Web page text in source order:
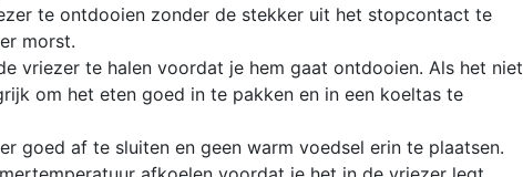
te ontdooien zonder de stekker uit het stopcontact te
morst.
vriezer te halen voordat je hem gaat ontdooien. Als het niet
om het eten goed in te pakken en in een koeltas te
goed af te sluiten en geen warm voedsel erin te plaatsen.